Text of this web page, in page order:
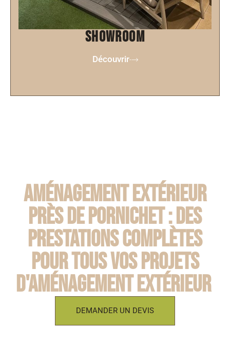
showroom
Découvrir
Aménagement extérieur
près de Pornichet : des
prestations complètes
pour tous vos projets
d'aménagement extérieur
DEMANDER UN DEVIS